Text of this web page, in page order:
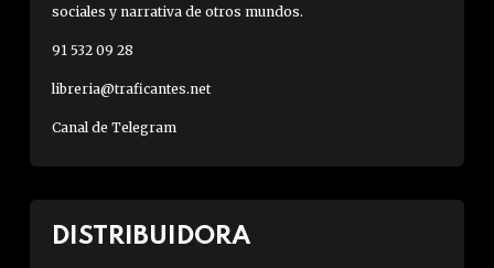
sociales y narrativa de otros mundos.
91 532 09 28
libreria@traficantes.net
Canal de Telegram
DISTRIBUIDORA